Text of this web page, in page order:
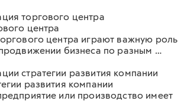
центра
центра играют важную роль
бизнеса по разным …
развития компании
или производство имеет